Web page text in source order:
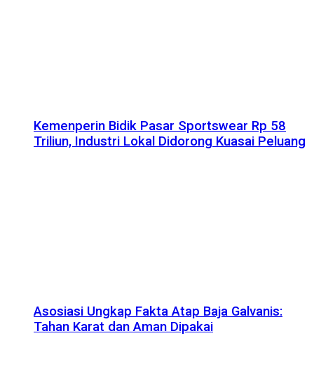
Kemenperin Bidik Pasar Sportswear Rp 58
Triliun, Industri Lokal Didorong Kuasai Peluang
Asosiasi Ungkap Fakta Atap Baja Galvanis:
Tahan Karat dan Aman Dipakai